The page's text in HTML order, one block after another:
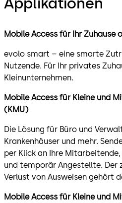
Mobile Access für Ihr Zuhause
evolo smart – eine smarte
Nutzende. Für Ihr privates
Kleinunternehmen.
Mobile Access für Kleine und
(KMU)
Die Lösung für Büro und
Krankenhäuser und mehr.
per Klick an Ihre
und temporär Angestellte. Der
Verlust von Ausweisen gehört
Mobile Access für Kleine und